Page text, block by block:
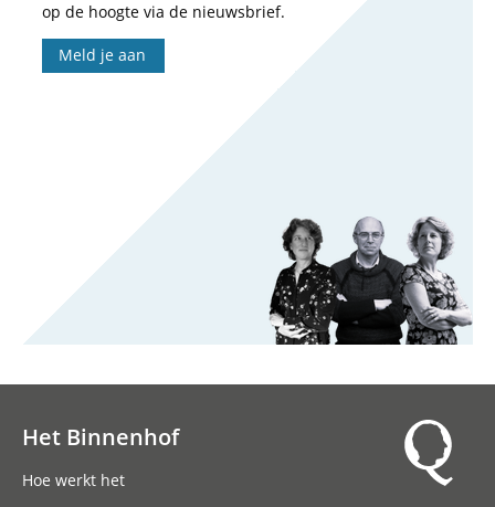
op de hoogte via de nieuwsbrief.
Meld je aan
Het Binnenhof
Hoe werkt het